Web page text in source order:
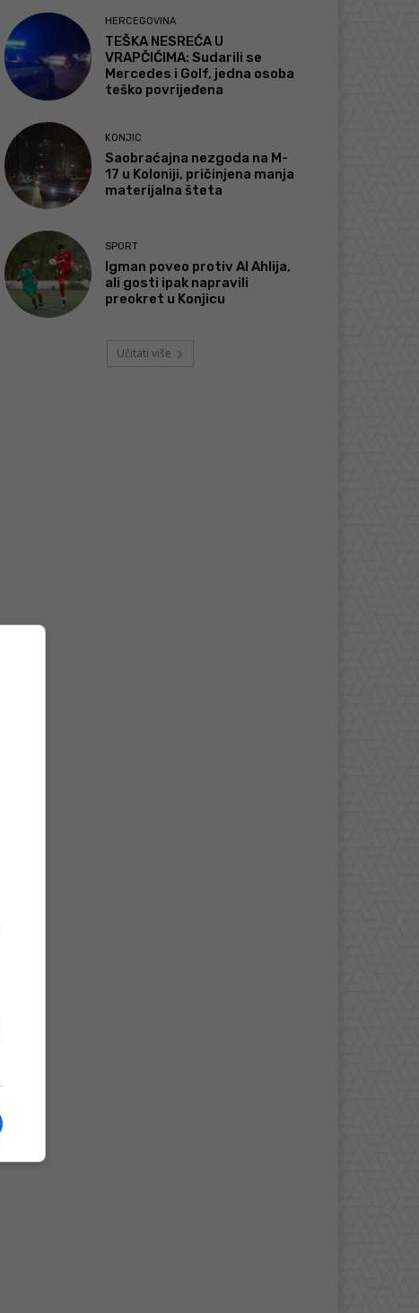
HERCEGOVINA
TEŠKA NESREĆA U
VRAPČIĆIMA: Sudarili se
Mercedes i Golf, jedna osoba
teško povrijeđena
KONJIC
Saobraćajna nezgoda na M-
17 u Koloniji, pričinjena manja
materijalna šteta
SPORT
Igman poveo protiv Al Ahlija,
ali gosti ipak napravili
preokret u Konjicu
Učitati više